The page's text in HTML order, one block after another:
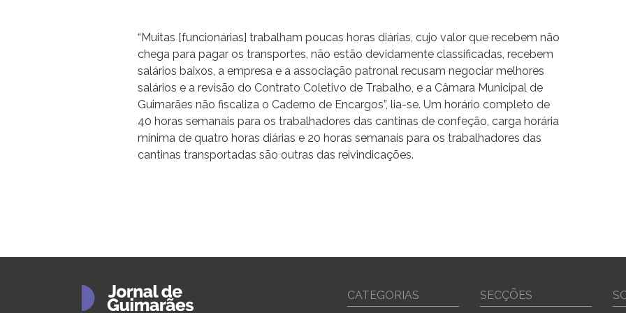
“Muitas [funcionárias] trabalham poucas horas diárias, cujo valor que recebem não
chega para pagar os transportes, não estão devidamente classificadas, recebem
salários baixos, a empresa e a associação patronal recusam negociar melhores
salários e a revisão do Contrato Coletivo de Trabalho, e a Câmara Municipal de
Guimarães não fiscaliza o Caderno de Encargos”, lia-se. Um horário completo de
40 horas semanais para os trabalhadores das cantinas de confeção, carga horária
mínima de quatro horas diárias e 20 horas semanais para os trabalhadores das
cantinas transportadas são outras das reivindicações.
CATEGORIAS SECÇÕES